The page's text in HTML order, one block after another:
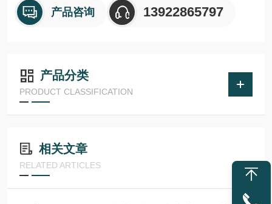
产品咨询 13922865797
产品分类
PRODUCT CLASSIFICATION
相关文章
RELATED ARTICLES